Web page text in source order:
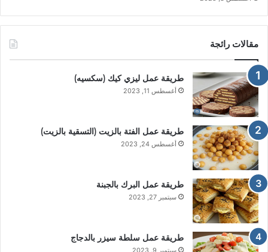
مقالات رائجة
طريقة عمل ليزي كيك (سكسيه)
أغسطس 11, 2023
طريقة عمل الفتة بالزيت (التسقية بالزيت)
أغسطس 24, 2023
طريقة عمل البرك بالجبنة
سبتمبر 27, 2023
طريقة عمل سلطة سيزر بالدجاج
سبتمبر 9, 2023